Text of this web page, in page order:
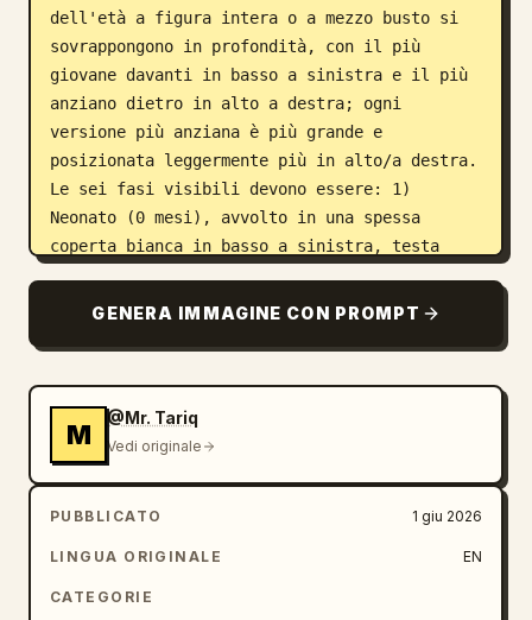
dell'età a figura intera o a mezzo busto si
sovrappongono in profondità, con il più
giovane davanti in basso a sinistra e il più
anziano dietro in alto a destra; ogni
versione più anziana è più grande e
posizionata leggermente più in alto/a destra.
Le sei fasi visibili devono essere: 1)
Neonato (0 mesi), avvolto in una spessa
coperta bianca in basso a sinistra, testa
anni), seduto appena sopra il neonato, che
anni), in piedi dietro il bambino piccolo,
che indossa una polo blu navy e uno zaino
scuro con spallacci visibili; 4) Adolescente
scuro con coulisse chiare; 5) Giovane adulto
in età universitaria (20–30 anni), in piedi
dietro e più in alto, che indossa una camicia
GENERA IMMAGINE CON PROMPT
M
@Mr. Tariq
Vedi originale
PUBBLICATO 1 giu 2026
LINGUA ORIGINALE EN
CATEGORIE